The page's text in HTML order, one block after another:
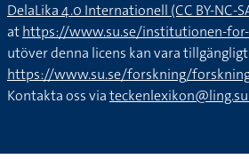
DelaLika 4.0 Internationell (CC BY-NC-
athttps://www.su.se/institutionen-
utöver denna licens kan vara
https://www.su.se/forskning/
Kontakta oss via